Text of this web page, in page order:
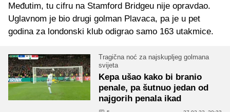
Međutim, tu cifru na Stamford Bridgeu nije opravdao.
Uglavnom je bio drugi golman Plavaca, pa je u pet
godina za londonski klub odigrao samo 163 utakmice.
Tragična noć za najskupljeg golmana
svijeta
Kepa ušao kako bi branio
penale, pa šutnuo jedan od
najgorih penala ikad